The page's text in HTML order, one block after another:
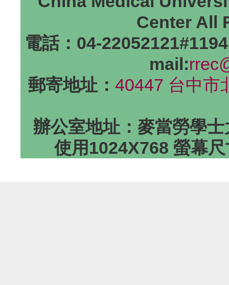
Center All
電話：04-
mail:
郵寄地址：40447 台中市
辦公室地址：麥當勞學
使用1024X768 螢幕